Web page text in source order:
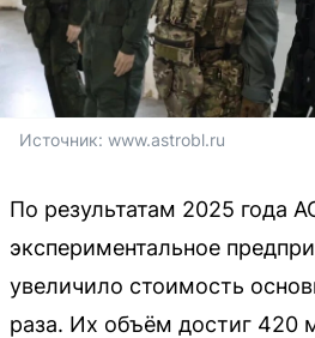
Источник: www.astrobl.ru
По результатам 2025 года
экспериментальное
увеличило стоимость
раза. Их объём достиг 420